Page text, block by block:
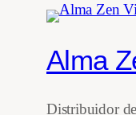
Alma
Distribuidor